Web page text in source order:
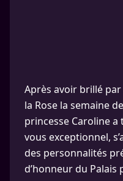
Après avoir brillé
la Rose la semaine
princesse Caroline
vous exceptionnel,
des personnalités
d’honneur du Palais